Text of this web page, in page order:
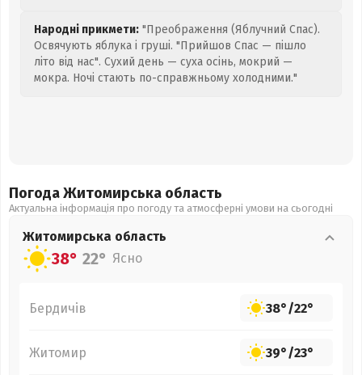
Народні прикмети: "Преображення (Яблучний Спас).
Освячують яблука і груші. "Прийшов Спас — пішло
літо від нас". Сухий день — суха осінь, мокрий —
мокра. Ночі стають по-справжньому холодними."
Погода Житомирська область
Актуальна інформація про погоду та атмосферні умови на сьогодні
Житомирська область
38° 22° Ясно
Бердичів 38°/22°
Житомир 39°/23°